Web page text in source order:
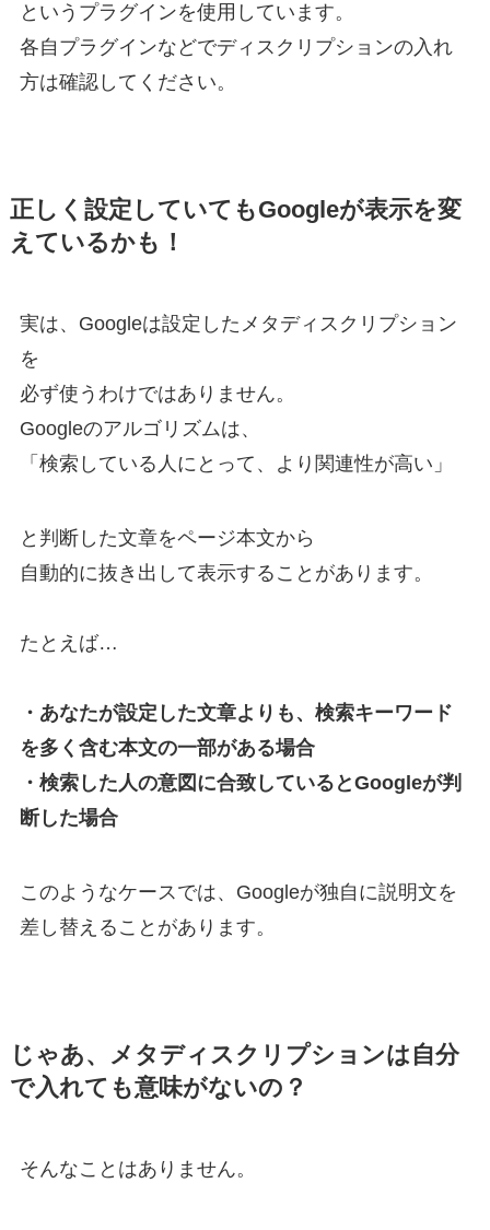
というプラグインを使用しています。
各自プラグインなどでディスクリプションの入れ
方は確認してください。
正しく設定していてもGoogleが表示を変
えているかも！
実は、Googleは設定したメタディスクリプション
を
必ず使うわけではありません。
Googleのアルゴリズムは、
「検索している人にとって、より関連性が高い」
と判断した文章をページ本文から
自動的に抜き出して表示することがあります。
たとえば…
・あなたが設定した文章よりも、 検索キーワード
を多く含む本文の一部がある場合
・検索した人の意図に合致しているとGoogleが判
断した場合
このようなケースでは、Googleが独自に説明文を
差し替えることがあります。
じゃあ、メタディスクリプションは自分
で入れても意味がないの？
そんなことはありません。